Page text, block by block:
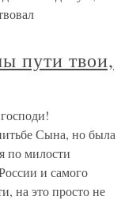
пути твои,
Сына, но была
по милости
и самого
на это просто не